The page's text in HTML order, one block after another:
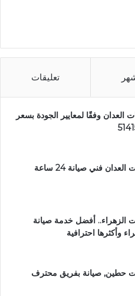
تعليقات
العدان وفقًا لمعايير الجودة بسعر
تصليح سخانات العدان فني صيانة 24 ساعة
الزهراء.. أفضل خدمة صيانة
وأكثرها احترافية
حطين, صيانة بفريق محترف